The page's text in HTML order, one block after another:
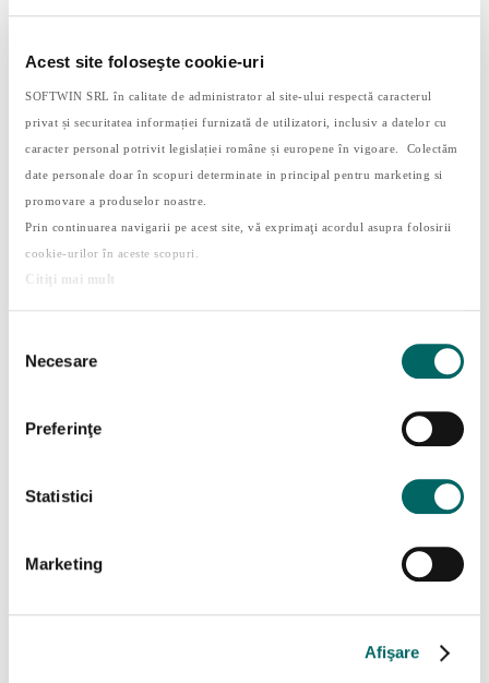
Acest site foloseşte cookie-uri
SOFTWIN SRL în calitate de administrator al site-ului respectă caracterul
privat și securitatea informației furnizată de utilizatori, inclusiv a datelor cu
caracter personal potrivit legislației române și europene în vigoare. Colectăm
date personale doar în scopuri determinate in principal pentru marketing si
promovare a produselor noastre.
Prin continuarea navigarii pe acest site, vă exprimaţi acordul asupra folosirii
cookie-urilor în aceste scopuri.
Citiţi mai mult
consimțământului
Necesare
Preferinţe
Statistici
Marketing
Afişare
puțin de un minut până au consumat bezeaua, în
până când cercetătorul s-a întors în cameră.
fără a consuma bezeaua au folosit strategii
precum :
blocarea obiectului tentant – unii copii au
evitat să se uite la bezea, acoperindu-și ochii cu
mâinile, întorcându-se cu spatele sau uitându-
se în altă parte;
mulțumit doar să miroasă bezeaua, pentru a-și
împlini dorința de dulce fără a încălca regula;
activități – de exemplu, cântatul sau dansul pe
Când copiii participanți la experiment au devenit
acestora, descoperind că acei copii care au reușit
să aștepte 15 minute pentru a primi a doua bezea